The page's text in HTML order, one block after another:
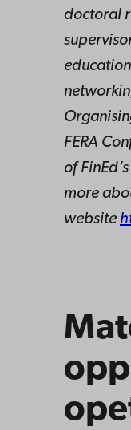
doctoral
FERA
of
more
website